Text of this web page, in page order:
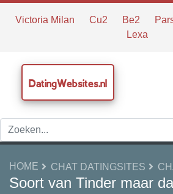
Victoria Milan Cu2 Be2
Lexa
DatingWebsites.nl
HOME CHAT DATINGSITES
Soort van Tinder maar